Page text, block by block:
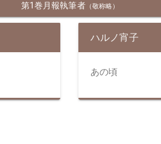
第1巻月報執筆者（敬称略）
ハルノ宵子
あの頃